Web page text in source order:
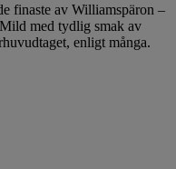
finaste av Williamspäron –
med tydlig smak av
enligt många.